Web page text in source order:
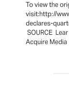
To view the
visit:http://
declares-
SOURCE
Acquire Media